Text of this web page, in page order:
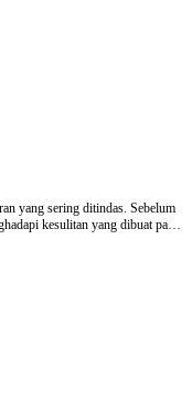
yang sering ditindas. Sebelum
kesulitan yang dibuat para
Pangeran Baskara.